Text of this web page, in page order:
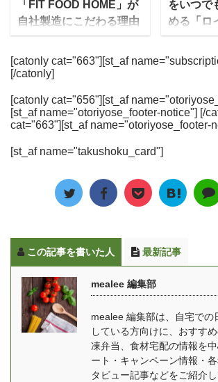
容器の中に入ってい ...
いう言い
したが ...
するRIZAPの栄養管理士
RIZAP「サポートミー
ル」とは？ RIZAPの管理
栄養士の阿部さんに答え
ていただいた mealee 今
回はインタビューに応じ
ていただきましてありが
商品部商品開発の阿部と
申します。RIZAPの管理
話題にの
ものを食
て注目さ
知識 「中
「ちゅう
く」とい
です。 ま
「FIT FOOD HOME」が
自社製造にこだわる理由
とは？
一流シェフが手作りした
おかずを冷凍で届ける今
「FIT HOOD HOME（フ
ィットフードホー
営するAIVICK（アイヴィ
IT企業だったのです。 ど
うしてIT企業の同社が宅
か？を詳しく聞きつつ、
FIT FOOD HOME のコン
セプトや現在人気のコー
スについて詳しくお聞き
しました。 IT企業の
「AIVICK」が健康宅食サ
ービスをはじめたわけ
mealee 今回はインタビ
ューをありがとうござい
をいつで
める「ロ
こだわり
今回、レ
ている「
にお話を
部専門店
ン・高速
とは？
自己紹介
ます。 ロ
ィングス
ルデリ推
[catonly cat="663"][st_af
[/catonly]
[catonly cat="656"][st_af
[st_af name="otoriyose_footer-notice"] [/
cat="663"][st_af name="otoriyose_footer-
[st_af name="takushoku_card"]
この記事を書いた人 最新記事
mealee 編集部
mealee 編集部は、自宅での
している方向けに、おすす
凍弁当、食材宅配の情報を
ート・キャンペーン情報・
タビュー記事などをご紹介し